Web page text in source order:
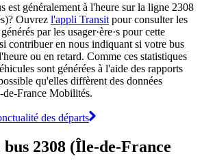
est généralement à l'heure sur la ligne 2308
Ouvrez l'appli Transit pour consulter les
par les usager·ère·s pour cette
contribuer en nous indiquant si votre bus
ou en retard. Comme ces statistiques
sont générées à l'aide des rapports
qu'elles diffèrent des données
France Mobilités.
des départs
2308 (Île-de-France